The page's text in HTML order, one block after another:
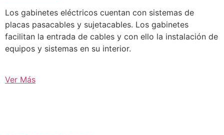
Los gabinetes eléctricos cuentan con sistemas de
placas pasacables y sujetacables. Los gabinetes
facilitan la entrada de cables y con ello la instalación de
equipos y sistemas en su interior.
Ver Más